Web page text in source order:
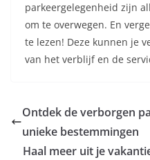
parkeergelegenheid zijn
om te overwegen. En
te lezen! Deze kunnen je
van het verblijf en de
Ontdek de verborgen
unieke bestemmingen
Haal meer uit je